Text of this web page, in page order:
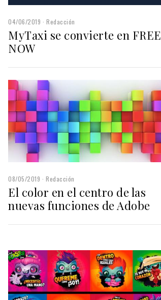
04/06/2019 Redacción
MyTaxi se convierte en FREE
NOW
08/05/2019 Redacción
El color en el centro de las
nuevas funciones de Adobe